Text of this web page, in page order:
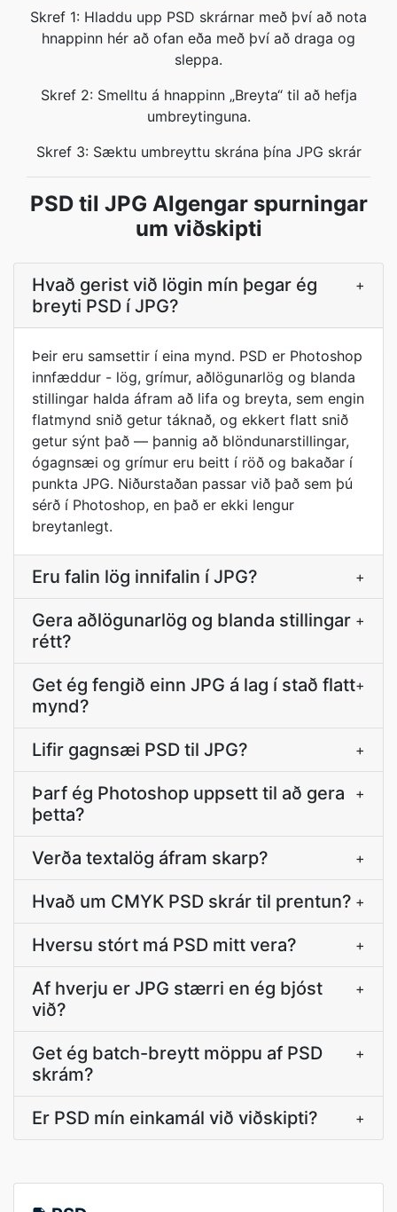
Skref 1: Hladdu upp PSD skrárnar með því að nota
hnappinn hér að ofan eða með því að draga og
sleppa.
Skref 2: Smelltu á hnappinn „Breyta“ til að hefja
umbreytinguna.
Skref 3: Sæktu umbreyttu skrána þína JPG skrár
PSD til JPG Algengar spurningar
um viðskipti
Hvað gerist við lögin mín þegar ég
breyti PSD í JPG?
+
Þeir eru samsettir í eina mynd. PSD er Photoshop
innfæddur - lög, grímur, aðlögunarlög og blanda
stillingar halda áfram að lifa og breyta, sem engin
flatmynd snið getur táknað, og ekkert flatt snið
getur sýnt það — þannig að blöndunarstillingar,
ógagnsæi og grímur eru beitt í röð og bakaðar í
punkta JPG. Niðurstaðan passar við það sem þú
sérð í Photoshop, en það er ekki lengur
breytanlegt.
Eru falin lög innifalin í JPG? +
Gera aðlögunarlög og blanda stillingar
rétt?
+
Get ég fengið einn JPG á lag í stað flatt
mynd?
+
Lifir gagnsæi PSD til JPG? +
Þarf ég Photoshop uppsett til að gera
þetta?
+
Verða textalög áfram skarp? +
Hvað um CMYK PSD skrár til prentun? +
Hversu stórt má PSD mitt vera? +
Af hverju er JPG stærri en ég bjóst
við?
+
Get ég batch-breytt möppu af PSD
skrám?
+
Er PSD mín einkamál við viðskipti? +